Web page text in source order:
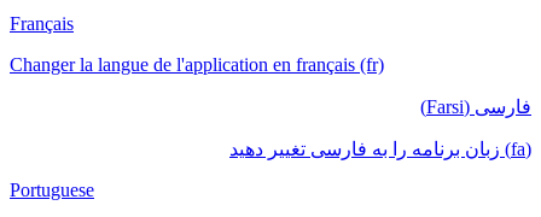
Français
Changer la langue de l'application en français (fr)
فارسی (Farsi)
(fa) زبان برنامه را به فارسی تغییر دهید
Portuguese